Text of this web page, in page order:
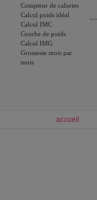
Compteur de calories
Calcul poids idéal
Calcul IMC
Courbe de poids
Calcul IMG
Grossesse mois par
mois
accueil